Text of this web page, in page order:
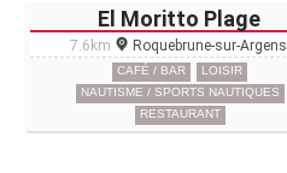
El Moritto Plage
7.6km Roquebrune-sur-Argens
CAFÉ / BAR
LOISIR
NAUTISME / SPORTS NAUTIQUES
RESTAURANT